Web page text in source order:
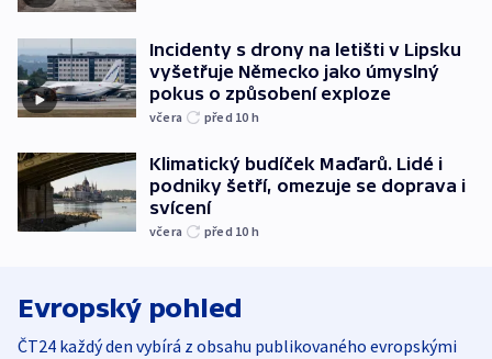
Incidenty s drony na letišti v Lipsku
vyšetřuje Německo jako úmyslný
pokus o způsobení exploze
včera před 10 h
Klimatický budíček Maďarů. Lidé i
podniky šetří, omezuje se doprava i
svícení
včera před 10 h
Evropský pohled
ČT24 každý den vybírá z obsahu publikovaného evropskými